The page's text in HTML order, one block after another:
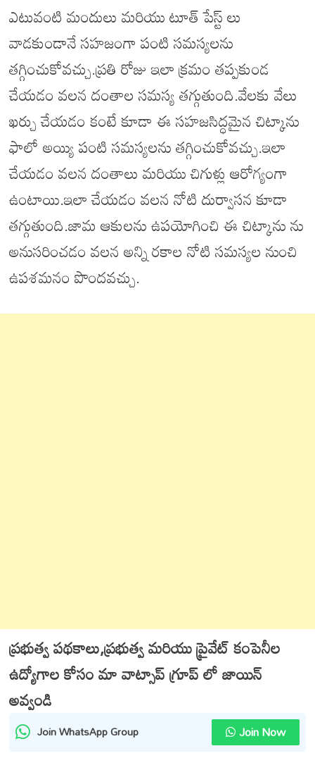
ఎటువంటి మందులు మరియు టూత్ పేస్ట్ లు
వాడకుండానే సహజంగా పంటి సమస్యలను
తగ్గించుకోవచ్చు.ప్రతి రోజు ఇలా క్రమం తప్పకుండ
చేయడం వలన దంతాల సమస్య తగ్గుతుంది.వేలకు వేలు
ఖర్చు చేయడం కంటే కూడా ఈ సహజసిద్ధమైన చిట్కాను
ఫాలో అయ్యి పంటి సమస్యలను తగ్గించుకోవచ్చు.ఇలా
చేయడం వలన దంతాలు మరియు చిగుళ్లు ఆరోగ్యంగా
ఉంటాయి.ఇలా చేయడం వలన నోటి దుర్వాసన కూడా
తగ్గుతుంది.జామ ఆకులను ఉపయోగించి ఈ చిట్కాను ను
అనుసరించడం వలన అన్ని రకాల నోటి సమస్యల నుంచి
ఉపశమనం పొందవచ్చు.
ప్రభుత్వ పథకాలు,ప్రభుత్వ మరియు ప్రైవేట్ కంపెనీల
ఉద్యోగాల కోసం మా వాట్సాప్ గ్రూప్ లో జాయిన్
అవ్వండి
Join WhatsApp Group Join Now